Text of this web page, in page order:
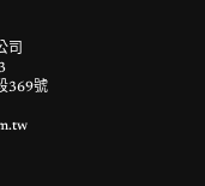
司
369號